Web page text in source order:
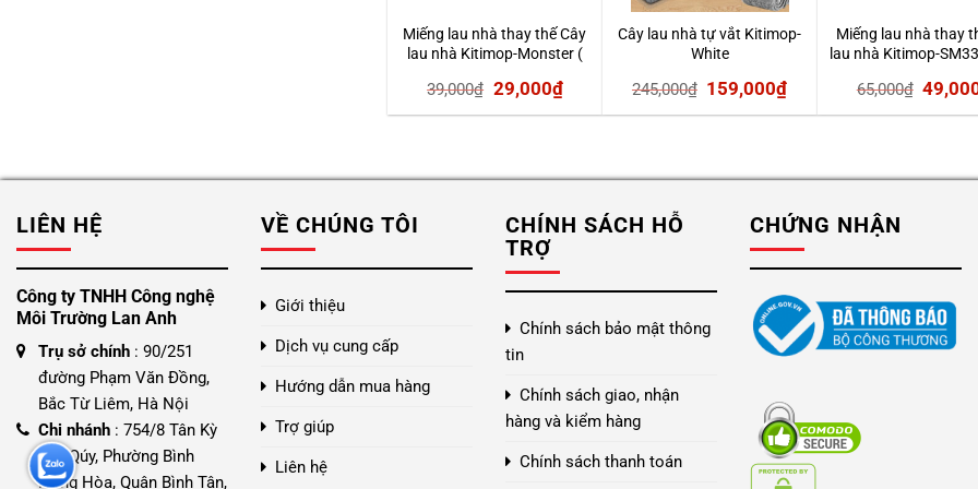
Miếng lau nhà thay thế Cây
lau nhà Kitimop-Monster (
39,000₫ Giá
gốc
39,000₫.
29,000₫Giá
hiện
là:
Cây lau nhà tự vắt Kitimop-
White
245,000₫ Giá
gốc
245,000₫.
159,000₫Giá
hiện
là:
Miếng lau nhà thay
lau nhà Kitimop-
65,000₫ Giá
gốc
LIÊN HỆ
Công ty TNHH Công nghệ
Môi Trường Lan Anh
Trụ sở chính : 90/251
đường Phạm Văn Đồng,
Bắc Từ Liêm, Hà Nội
Chi nhánh : 754/8 Tân Kỳ
Tân Qúy, Phường Bình
Hưng Hòa, Quận Bình Tân,
VỀ CHÚNG TÔI
Giới thiệu
Dịch vụ cung cấp
Hướng dẫn mua hàng
Trợ giúp
Liên hệ
CHÍNH SÁCH HỖ
TRỢ
Chính sách bảo mật thông
tin
Chính sách giao, nhận
hàng và kiểm hàng
Chính sách thanh toán
CHỨNG NHẬN